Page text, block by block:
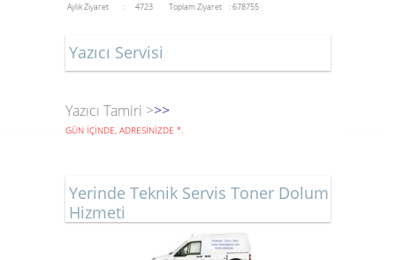
Aylık Ziyaret : 4723 Toplam Ziyaret : 678755
Yazıcı Servisi
Yazıcı Tamiri >>>
GÜN İÇİNDE, ADRESİNİZDE *.
Yerinde Teknik Servis Toner Dolum
Hizmeti